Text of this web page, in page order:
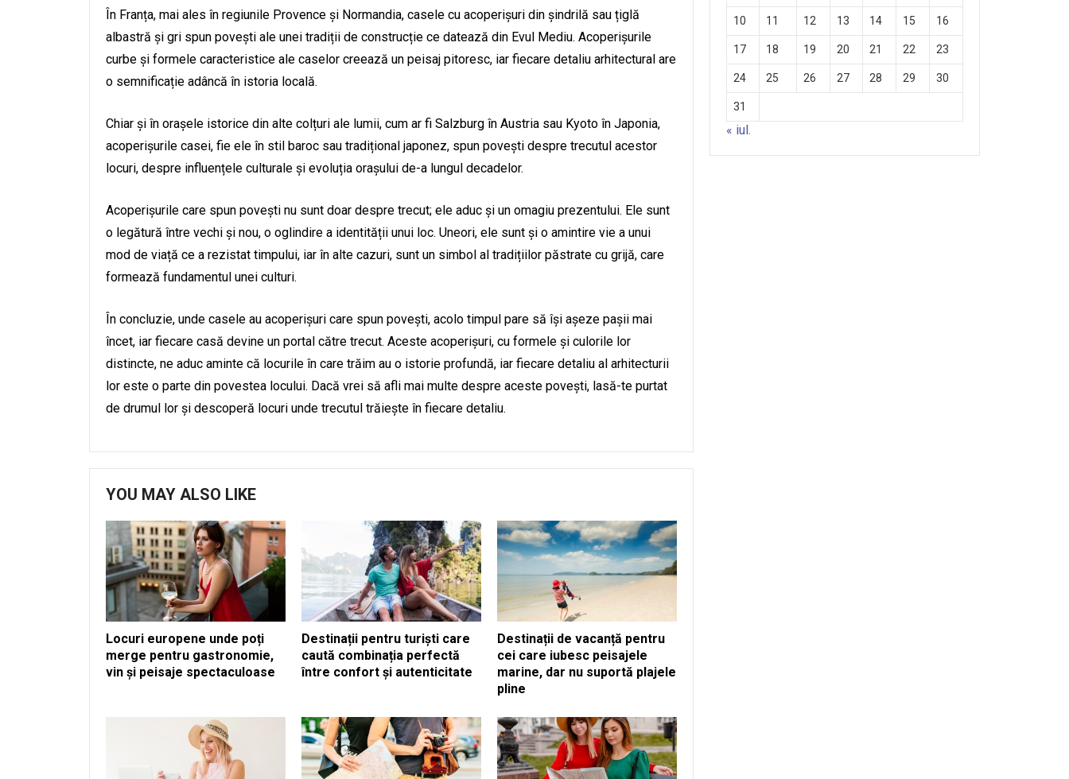
În Franța, mai ales în regiunile Provence și Normandia, casele cu acoperișuri din șindrilă sau țiglă
albastră și gri spun povești ale unei tradiții de construcție ce datează din Evul Mediu. Acoperișurile
curbe și formele caracteristice ale caselor creează un peisaj pitoresc, iar fiecare detaliu arhitectural are
o semnificație adâncă în istoria locală.
Chiar și în orașele istorice din alte colțuri ale lumii, cum ar fi Salzburg în Austria sau Kyoto în Japonia,
acoperișurile casei, fie ele în stil baroc sau tradițional japonez, spun povești despre trecutul acestor
locuri, despre influențele culturale și evoluția orașului de-a lungul decadelor.
Acoperișurile care spun povești nu sunt doar despre trecut; ele aduc și un omagiu prezentului. Ele sunt
o legătură între vechi și nou, o oglindire a identității unui loc. Uneori, ele sunt și o amintire vie a unui
mod de viață ce a rezistat timpului, iar în alte cazuri, sunt un simbol al tradițiilor păstrate cu grijă, care
formează fundamentul unei culturi.
În concluzie, unde casele au acoperișuri care spun povești, acolo timpul pare să își așeze pașii mai
încet, iar fiecare casă devine un portal către trecut. Aceste acoperișuri, cu formele și culorile lor
distincte, ne aduc aminte că locurile în care trăim au o istorie profundă, iar fiecare detaliu al arhitecturii
lor este o parte din povestea locului. Dacă vrei să afli mai multe despre aceste povești, lasă-te purtat
de drumul lor și descoperă locuri unde trecutul trăiește în fiecare detaliu.
YOU MAY ALSO LIKE
Locuri europene unde poți
merge pentru gastronomie,
vin și peisaje spectaculoase
Destinații pentru turiști care
caută combinația perfectă
între confort și autenticitate
Destinații de vacanță pentru
cei care iubesc peisajele
marine, dar nu suportă plajele
pline
10 11 12 13 14 15 16
17 18 19 20 21 22 23
24 25 26 27 28 29 30
31
« iul.